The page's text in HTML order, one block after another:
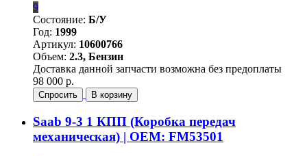
9
Состояние: Б/У
Год: 1999
Артикул: 10600766
Объем: 2.3, Бензин
Доставка данной запчасти возможна без предоплаты
98 000 р.
Спросить В корзину
Saab 9-3 1 КПП (Коробка передач
механическая) | OEM: FM53501